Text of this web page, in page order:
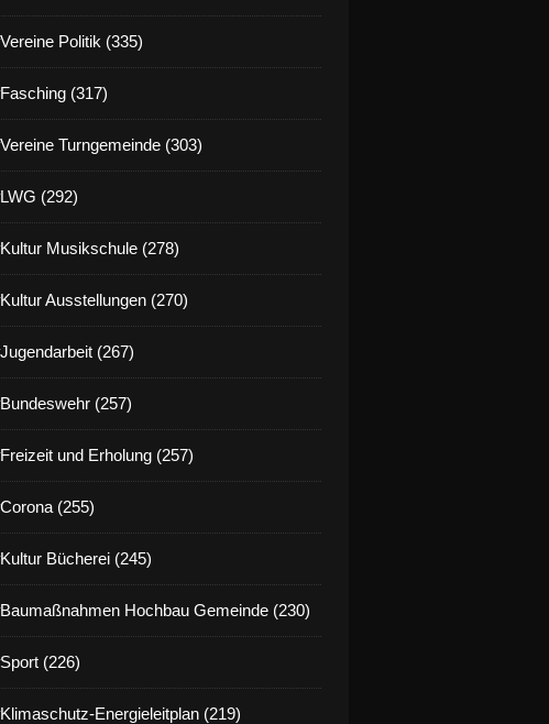
Politik (335)
(317)
Turngemeinde (303)
(292)
Musikschule (278)
Ausstellungen (270)
(267)
(257)
und Erholung (257)
(255)
Bücherei (245)
Hochbau Gemeinde (230)
(226)
Energieleitplan (219)